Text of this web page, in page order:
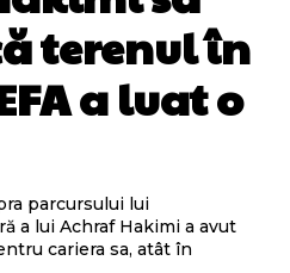
terenul în
a luat o
parcursului lui
a lui Achraf Hakimi a avut
cariera sa, atât în